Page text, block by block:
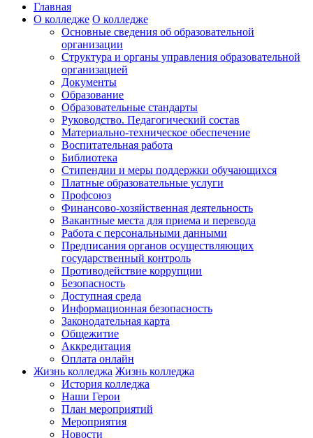
Главная
О колледже О колледже
Основные сведения об образовательной
организации
Структура и органы управления образовательной
организацией
Документы
Образование
Образовательные стандарты
Руководство. Педагогический состав
Материально-техническое обеспечение
Воспитательная работа
Библиотека
Стипендии и меры поддержки обучающихся
Платные образовательные услуги
Профсоюз
Финансово-хозяйственная деятельность
Вакантные места для приема и перевода
Работа с персональными данными
Предписания органов осуществляющих
государственный контроль
Противодействие коррупции
Безопасность
Доступная среда
Информационная безопасность
Законодательная карта
Общежитие
Аккредитация
Оплата онлайн
Жизнь колледжа Жизнь колледжа
История колледжа
Наши Герои
План мероприятий
Мероприятия
Новости